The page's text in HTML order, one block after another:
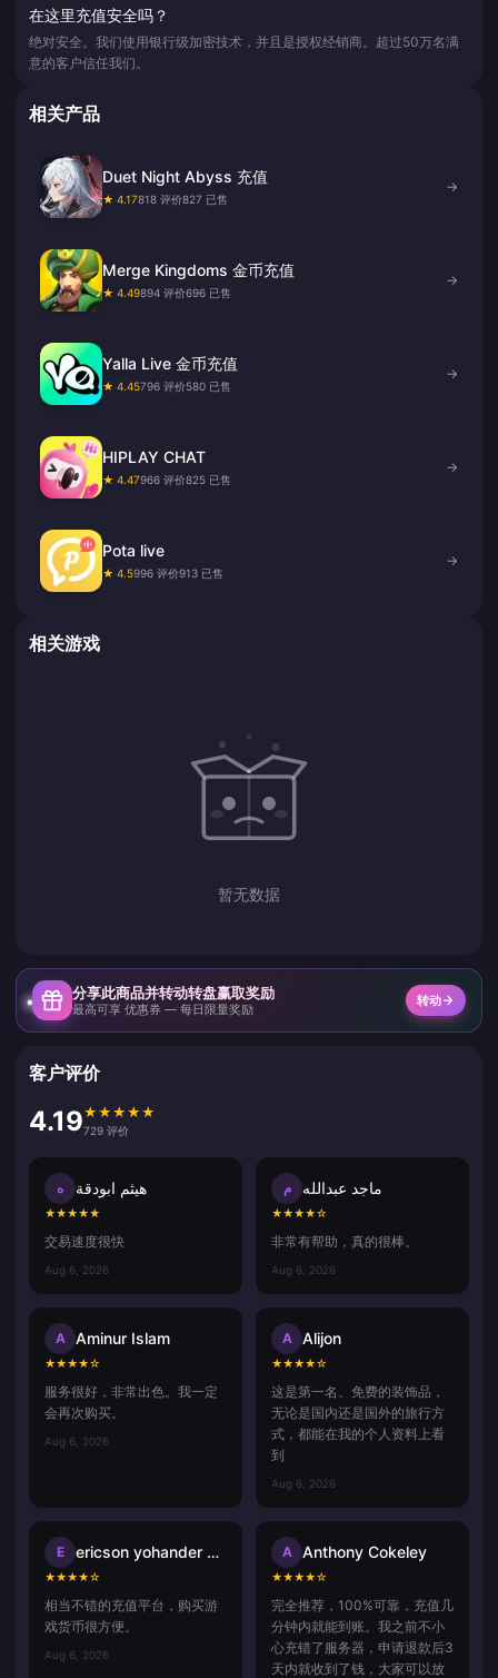
在这里充值安全吗？
绝对安全。我们使用银行级加密技术，并且是授权经销商。超过50万名满
意的客户信任我们。
相关产品
Duet Night Abyss 充值
★ 4.17818 评价827 已售
→
Merge Kingdoms 金币充值
★ 4.49894 评价696 已售
→
Yalla Live 金币充值
★ 4.45796 评价580 已售
→
HIPLAY CHAT
★ 4.47966 评价825 已售
→
Pota live
★ 4.5996 评价913 已售
→
相关游戏
暂无数据
分享此商品并转动转盘赢取奖励
最高可享 优惠券 — 每日限量奖励
转动
客户评价
4.19★ ★ ★ ★ ★
729 评价
ه هيثم ابودقة
★★★★★
交易速度很快
Aug 6, 2026
م ماجد عبدالله
★★★★☆
非常有帮助，真的很棒。
Aug 6, 2026
A Aminur Islam
★★★★☆
服务很好，非常出色。我一定
会再次购买。
Aug 6, 2026
A Alijon
★★★★☆
这是第一名。免费的装饰品，
无论是国内还是国外的旅行方
式，都能在我的个人资料上看
到
Aug 6, 2026
E ericson yohander alvarado mart
★★★★☆
相当不错的充值平台，购买游
戏货币很方便。
Aug 6, 2026
A Anthony Cokeley
★★★★☆
完全推荐，100%可靠，充值几
分钟内就能到账。我之前不小
心充错了服务器，申请退款后3
天内就收到了钱，大家可以放